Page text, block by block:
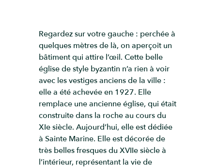
Regardez sur votre gauche : perchée à
quelques mètres de là, on aperçoit un
bâtiment qui attire l’œil. Cette belle
église de style byzantin n’a rien à voir
avec les vestiges anciens de la ville :
elle a été achevée en 1927. Elle
remplace une ancienne église, qui était
construite dans la roche au cours du
XIe siècle. Aujourd’hui, elle est dédiée
à Sainte Marine. Elle est décorée de
très belles fresques du XVIIe siècle à
l’intérieur, représentant la vie de